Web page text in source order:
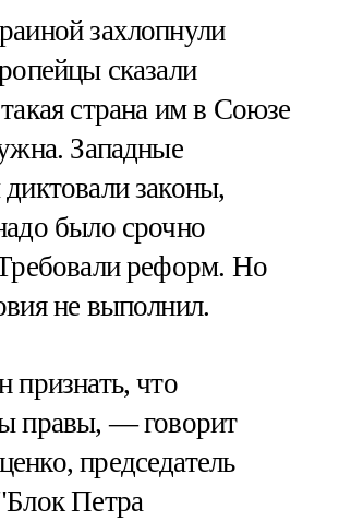
захлопнули
сказали
страна им в Союзе
Западные
законы,
было срочно
реформ. Но
не выполнил.
признать, что
правы, — говорит
председатель
Петра